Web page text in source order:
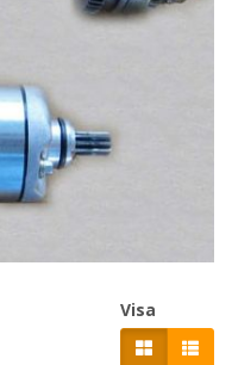
Visa